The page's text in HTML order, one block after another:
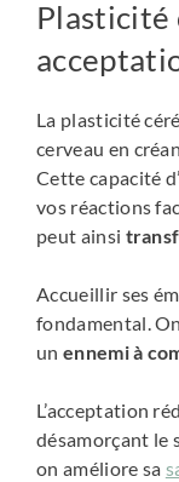
Plasticité
La plasticité
cerveau en
Cette capacité
vos réactions
peut ainsi
Accueillir ses
fondamental.
un ennemi à
L’acceptation
désamorçant le
on améliore sa